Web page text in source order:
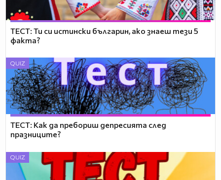
ТЕСТ: Ти си истински българин, ако знаеш тези 5
факта?
QUIZ
ТЕСТ: Как да пребориш депресията след
празниците?
QUIZ